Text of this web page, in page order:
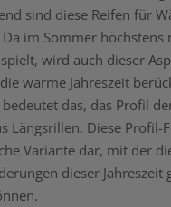
sind diese Reifen für
Da im Sommer höchstens
wird auch dieser
warme Jahreszeit
das, das Profil
Längsrillen. Diese Profil-
Variante dar, mit der
dieser Jahreszeit